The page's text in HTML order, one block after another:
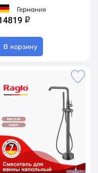
Германия
q
В корзину